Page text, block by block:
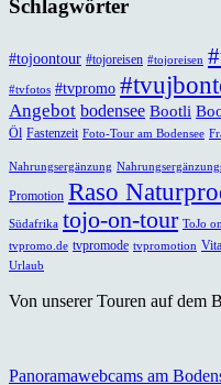
Schlagwörter
#tojoontour #tojoreisen #tojoreisen
#tvfotos #tvpromo
Angebot bodensee Bootli
Öl Fastenzeit Foto-Tour am Bodensee
Nahrungsergänzung
Promotion Raso
Südafrika tojo-on-tour ToJo
tvpromo.de tvpromode tvpromotion
Urlaub
Von unserer Touren auf dem
Panoramawebcams am